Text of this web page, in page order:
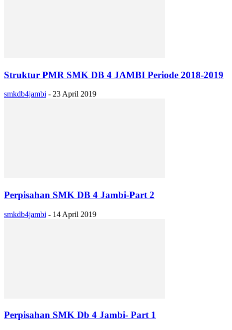
Struktur PMR SMK DB 4 JAMBI Periode 2018-2019
smkdb4jambi - 23 April 2019
Perpisahan SMK DB 4 Jambi-Part 2
smkdb4jambi - 14 April 2019
Perpisahan SMK Db 4 Jambi- Part 1